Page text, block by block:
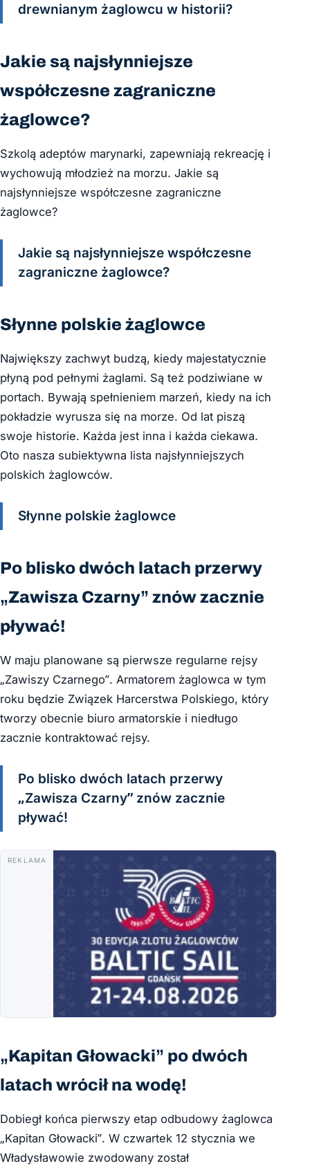
drewnianym żaglowcu w historii?
Jakie są najsłynniejsze
współczesne zagraniczne
żaglowce?
Szkolą adeptów marynarki, zapewniają rekreację i
wychowują młodzież na morzu. Jakie są
najsłynniejsze współczesne zagraniczne
żaglowce?
Jakie są najsłynniejsze współczesne
zagraniczne żaglowce?
Słynne polskie żaglowce
Największy zachwyt budzą, kiedy majestatycznie
płyną pod pełnymi żaglami. Są też podziwiane w
portach. Bywają spełnieniem marzeń, kiedy na ich
pokładzie wyrusza się na morze. Od lat piszą
swoje historie. Każda jest inna i każda ciekawa.
Oto nasza subiektywna lista najsłynniejszych
polskich żaglowców.
Słynne polskie żaglowce
Po blisko dwóch latach przerwy
„Zawisza Czarny” znów zacznie
pływać!
W maju planowane są pierwsze regularne rejsy
„Zawiszy Czarnego”. Armatorem żaglowca w tym
roku będzie Związek Harcerstwa Polskiego, który
tworzy obecnie biuro armatorskie i niedługo
zacznie kontraktować rejsy.
Po blisko dwóch latach przerwy
„Zawisza Czarny” znów zacznie
pływać!
REKLAMA
„Kapitan Głowacki” po dwóch
latach wrócił na wodę!
Dobiegł końca pierwszy etap odbudowy żaglowca
„Kapitan Głowacki”. W czwartek 12 stycznia we
Władysławowie zwodowany został